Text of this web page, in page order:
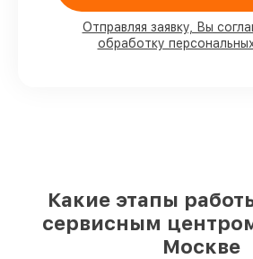
80%работ в
90%комплектующих для
электросамокатов
Отправляя заявку, Вы
обработку
Какие этапы
сервисным
Москве